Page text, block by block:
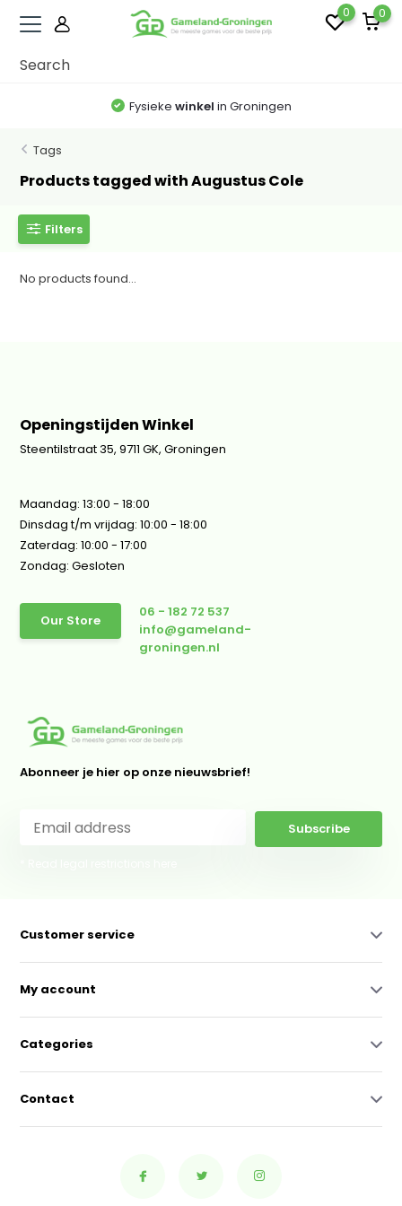
0 0
Fysieke winkel in Groningen
Tags
Products tagged with Augustus Cole
Filters
No products found...
Openingstijden Winkel
Steentilstraat 35, 9711 GK, Groningen
Maandag: 13:00 - 18:00
Dinsdag t/m vrijdag: 10:00 - 18:00
Zaterdag: 10:00 - 17:00
Zondag: Gesloten
Our Store
06 - 182 72 537
info@gameland-
groningen.nl
Abonneer je hier op onze nieuwsbrief!
Subscribe
Customer service
My account
Categories
Contact